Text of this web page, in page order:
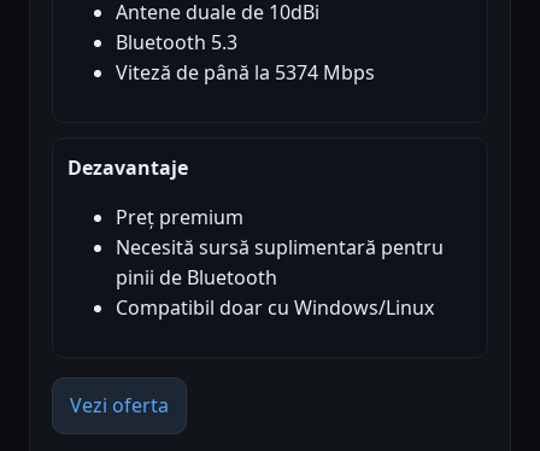
Antene duale de 10dBi
Bluetooth 5.3
Viteză de până la 5374 Mbps
Dezavantaje
Preț premium
Necesită sursă suplimentară pentru
pinii de Bluetooth
Compatibil doar cu Windows/Linux
Vezi oferta